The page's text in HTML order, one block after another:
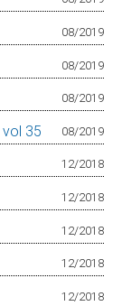
08/2019
08/2019
08/2019
35 08/2019
12/2018
12/2018
12/2018
12/2018
12/2018